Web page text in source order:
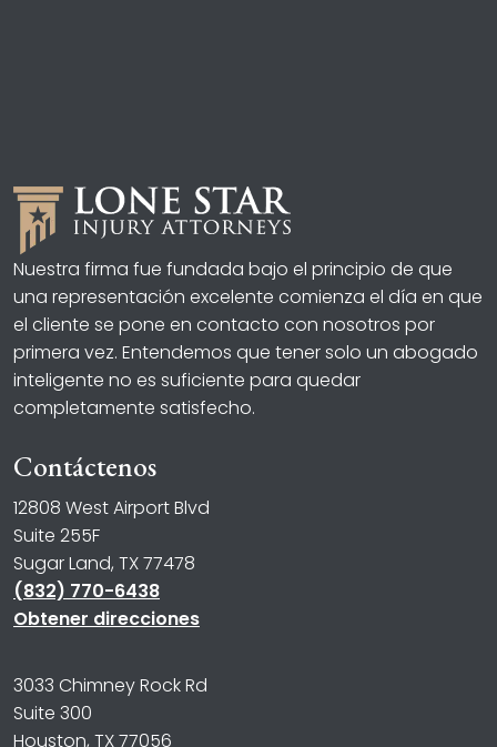
Nuestra firma fue fundada bajo el principio de que
una representación excelente comienza el día en que
el cliente se pone en contacto con nosotros por
primera vez. Entendemos que tener solo un abogado
inteligente no es suficiente para quedar
completamente satisfecho.
Contáctenos
12808 West Airport Blvd
Suite 255F
Sugar Land, TX 77478
(832) 770-6438
Obtener direcciones
3033 Chimney Rock Rd
Suite 300
Houston, TX 77056